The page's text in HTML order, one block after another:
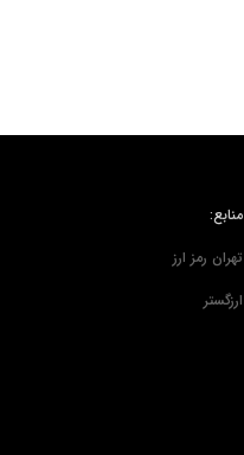
منابع:
تهران رمز ارز
ارزگستر